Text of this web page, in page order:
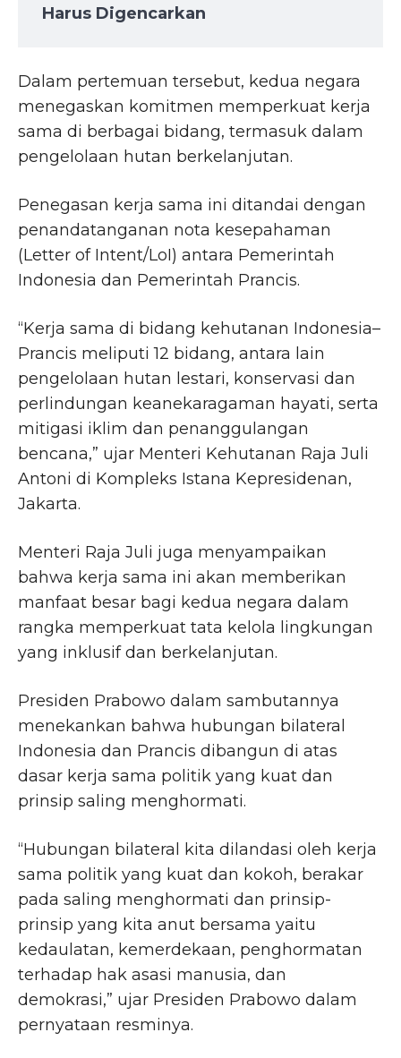
Harus Digencarkan
Dalam pertemuan tersebut, kedua negara
menegaskan komitmen memperkuat kerja
sama di berbagai bidang, termasuk dalam
pengelolaan hutan berkelanjutan.
Penegasan kerja sama ini ditandai dengan
penandatanganan nota kesepahaman
(Letter of Intent/LoI) antara Pemerintah
Indonesia dan Pemerintah Prancis.
“Kerja sama di bidang kehutanan Indonesia–
Prancis meliputi 12 bidang, antara lain
pengelolaan hutan lestari, konservasi dan
perlindungan keanekaragaman hayati, serta
mitigasi iklim dan penanggulangan
bencana,” ujar Menteri Kehutanan Raja Juli
Antoni di Kompleks Istana Kepresidenan,
Jakarta.
Menteri Raja Juli juga menyampaikan
bahwa kerja sama ini akan memberikan
manfaat besar bagi kedua negara dalam
rangka memperkuat tata kelola lingkungan
yang inklusif dan berkelanjutan.
Presiden Prabowo dalam sambutannya
menekankan bahwa hubungan bilateral
Indonesia dan Prancis dibangun di atas
dasar kerja sama politik yang kuat dan
prinsip saling menghormati.
“Hubungan bilateral kita dilandasi oleh kerja
sama politik yang kuat dan kokoh, berakar
pada saling menghormati dan prinsip-
prinsip yang kita anut bersama yaitu
kedaulatan, kemerdekaan, penghormatan
terhadap hak asasi manusia, dan
demokrasi,” ujar Presiden Prabowo dalam
pernyataan resminya.